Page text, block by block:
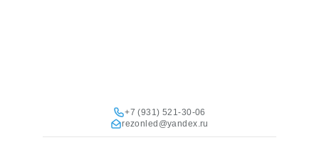
+7 (931) 521-30-06
rezonled@yandex.ru